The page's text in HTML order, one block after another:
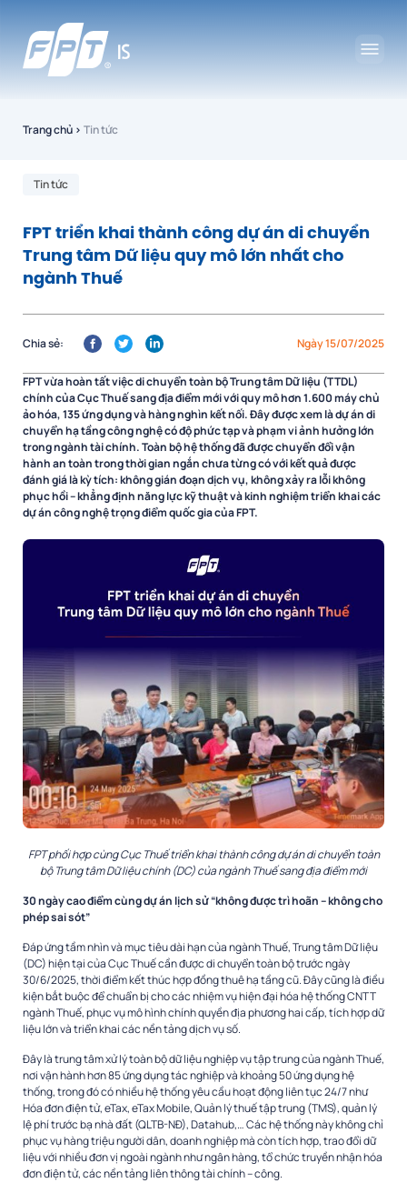
Trang chủ › Tin tức
Tin tức
FPT triển khai thành công dự án di chuyển
Trung tâm Dữ liệu quy mô lớn nhất cho
ngành Thuế
Ngày 15/07/2025
Chia sẻ:
FPT vừa hoàn tất việc di chuyển toàn bộ Trung tâm Dữ liệu (TTDL)
chính của Cục Thuế sang địa điểm mới với quy mô hơn 1.600 máy chủ
ảo hóa, 135 ứng dụng và hàng nghìn kết nối. Đây được xem là dự án di
chuyển hạ tầng công nghệ có độ phức tạp và phạm vi ảnh hưởng lớn
trong ngành tài chính. Toàn bộ hệ thống đã được chuyển đổi vận
hành an toàn trong thời gian ngắn chưa từng có với kết quả được
đánh giá là kỳ tích: không gián đoạn dịch vụ, không xảy ra lỗi không
phục hồi – khẳng định năng lực kỹ thuật và kinh nghiệm triển khai các
dự án công nghệ trọng điểm quốc gia của FPT.
FPT phối hợp cùng Cục Thuế triển khai thành công dự án di chuyển toàn
bộ Trung tâm Dữ liệu chính (DC) của ngành Thuế sang địa điểm mới
30 ngày cao điểm cùng dự án lịch sử “không được trì hoãn – không cho
phép sai sót”
Đáp ứng tầm nhìn và mục tiêu dài hạn của ngành Thuế, Trung tâm Dữ liệu
(DC) hiện tại của Cục Thuế cần được di chuyển toàn bộ trước ngày
30/6/2025, thời điểm kết thúc hợp đồng thuê hạ tầng cũ. Đây cũng là điều
kiện bắt buộc để chuẩn bị cho các nhiệm vụ hiện đại hóa hệ thống CNTT
ngành Thuế, phục vụ mô hình chính quyền địa phương hai cấp, tích hợp dữ
liệu lớn và triển khai các nền tảng dịch vụ số.
Đây là trung tâm xử lý toàn bộ dữ liệu nghiệp vụ tập trung của ngành Thuế,
nơi vận hành hơn 85 ứng dụng tác nghiệp và khoảng 50 ứng dụng hệ
thống, trong đó có nhiều hệ thống yêu cầu hoạt động liên tục 24/7 như
Hóa đơn điện tử, eTax, eTax Mobile, Quản lý thuế tập trung (TMS), quản lý
lệ phí trước bạ nhà đất (QLTB-NĐ), Datahub,… Các hệ thống này không chỉ
phục vụ hàng triệu người dân, doanh nghiệp mà còn tích hợp, trao đổi dữ
liệu với nhiều đơn vị ngoài ngành như ngân hàng, tổ chức truyền nhận hóa
đơn điện tử, các nền tảng liên thông tài chính – công.